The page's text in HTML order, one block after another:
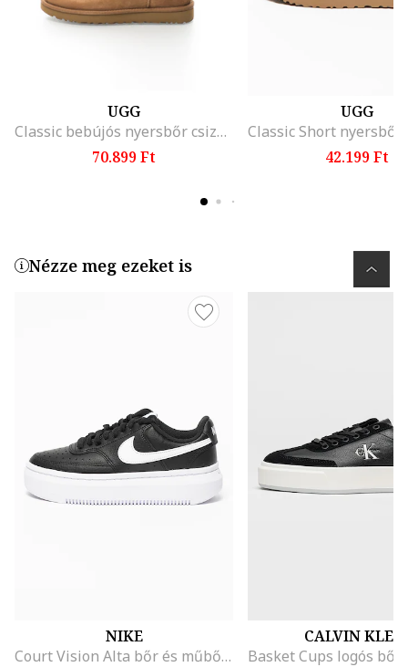
UGG
Classic bebújós nyersbőr csizma
70.899 Ft
UGG
42.199 Ft
Nézze meg ezeket is
NIKE
Court Vision Alta bőr és műbőr flatform sneaker, Fehér/Fekete
CALVIN